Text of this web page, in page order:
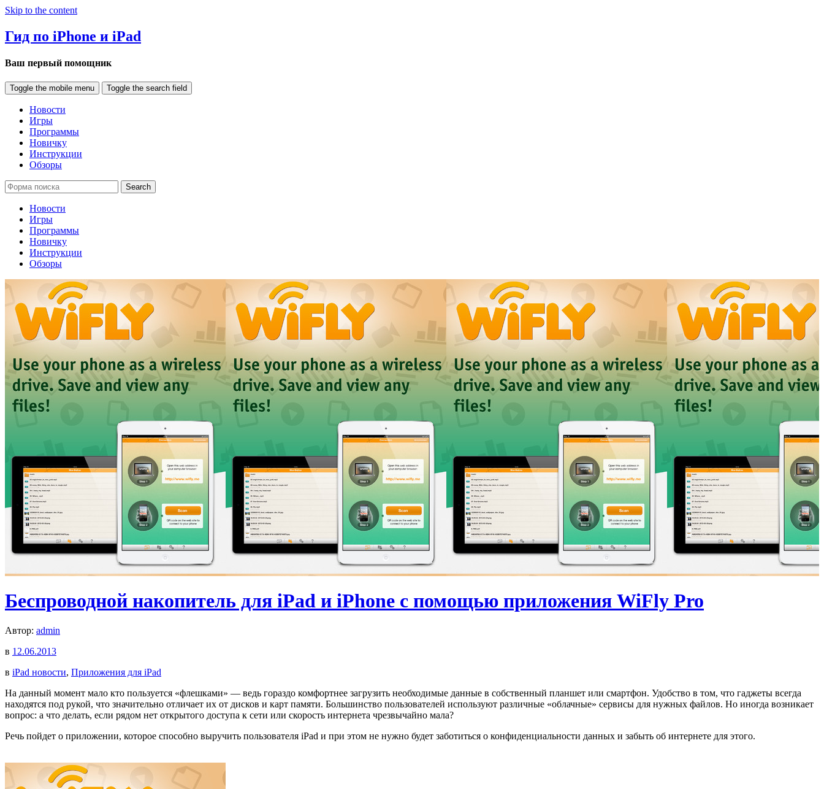
Skip to the content
Гид по iPhone и iPad
Ваш первый помощник
Toggle the mobile menu Toggle the search field
Новости
Игры
Программы
Новичку
Инструкции
Обзоры
Search
Новости
Игры
Программы
Новичку
Инструкции
Обзоры
Беспроводной накопитель для iPad и iPhone с помощью приложения WiFly Pro
Автор: admin
в 12.06.2013
в iPad новости, Приложения для iPad
На данный момент мало кто пользуется «флешками» — ведь гораздо комфортнее загрузить необходимые данные в собственный планшет или смартфон. Удобство в том, что гаджеты всегда
находятся под рукой, что значительно отличает их от дисков и карт памяти. Большинство пользователей используют различные «облачные» сервисы для нужных файлов. Но иногда возникает
вопрос: а что делать, если рядом нет открытого доступа к сети или скорость интернета чрезвычайно мала?
Речь пойдет о приложении, которое способно выручить пользователя iPad и при этом не нужно будет заботиться о конфиденциальности данных и забыть об интернете для этого.